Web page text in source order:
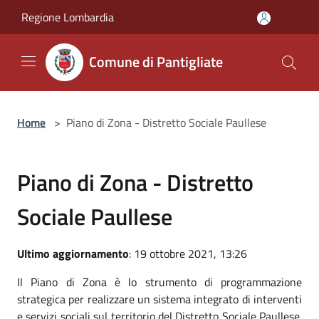
Regione Lombardia
Comune di Pantigliate
Home > Piano di Zona - Distretto Sociale Paullese
Piano di Zona - Distretto
Sociale Paullese
Ultimo aggiornamento: 19 ottobre 2021, 13:26
Il Piano di Zona è lo strumento di programmazione
strategica per realizzare un sistema integrato di interventi